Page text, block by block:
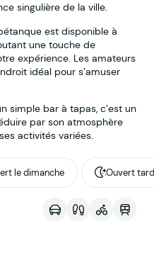
singulière de la ville.
est disponible à
une touche de
expérience. Les amateurs
idéal pour s’amuser
simple bar à tapas, c’est un
par son atmosphère
activités variées.
le dimanche Ouvert tard
la map